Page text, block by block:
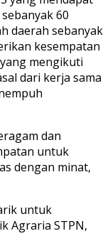
60
daerah sebanyak
kesempatan
mengikuti
dari kerja sama
dan
untuk
dengan minat,
untuk
Agraria STPN,